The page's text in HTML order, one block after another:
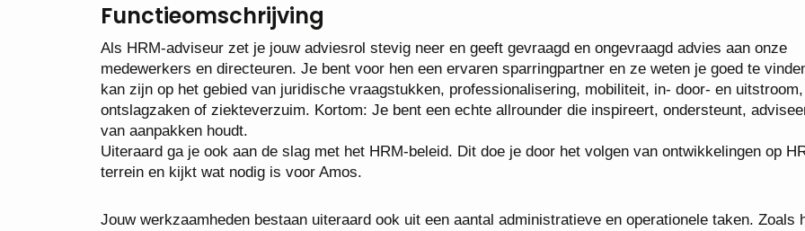
Functieomschrijving
Als HRM-adviseur zet je jouw adviesrol stevig neer en geeft gevraagd en ongevraagd advies aan onze
medewerkers en directeuren. Je bent voor hen een ervaren sparringpartner en ze weten je goed te
kan zijn op het gebied van juridische vraagstukken, professionalisering, mobiliteit, in- door- en uitstroom,
ontslagzaken of ziekteverzuim. Kortom: Je bent een echte allrounder die inspireert, ondersteunt,
van aanpakken houdt.
Uiteraard ga je ook aan de slag met het HRM-beleid. Dit doe je door het volgen van ontwikkelingen op
terrein en kijkt wat nodig is voor Amos.
Jouw werkzaamheden bestaan uiteraard ook uit een aantal administratieve en operationele taken. Zoals